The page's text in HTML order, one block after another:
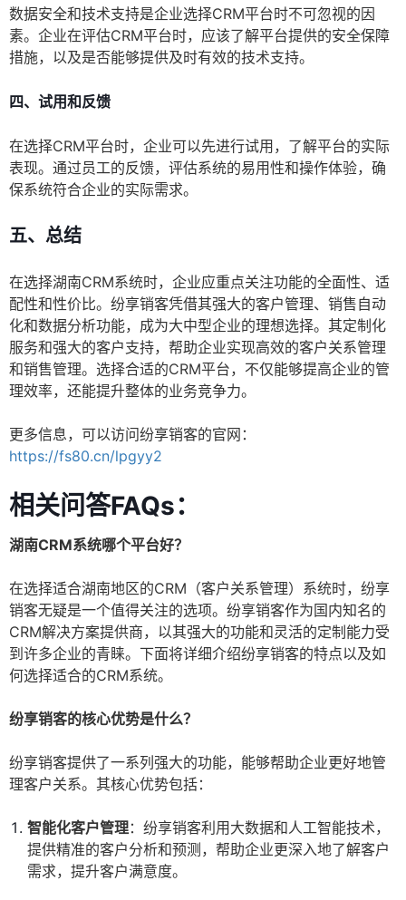
数据安全和技术支持是企业选择CRM平台时不可忽视的因
素。企业在评估CRM平台时，应该了解平台提供的安全保障
措施，以及是否能够提供及时有效的技术支持。
四、试用和反馈
在选择CRM平台时，企业可以先进行试用，了解平台的实际
表现。通过员工的反馈，评估系统的易用性和操作体验，确
保系统符合企业的实际需求。
五、总结
在选择湖南CRM系统时，企业应重点关注功能的全面性、适
配性和性价比。纷享销客凭借其强大的客户管理、销售自动
化和数据分析功能，成为大中型企业的理想选择。其定制化
服务和强大的客户支持，帮助企业实现高效的客户关系管理
和销售管理。选择合适的CRM平台，不仅能够提高企业的管
理效率，还能提升整体的业务竞争力。
更多信息，可以访问纷享销客的官网：
https://fs80.cn/lpgyy2
相关问答FAQs：
湖南CRM系统哪个平台好？
在选择适合湖南地区的CRM（客户关系管理）系统时，纷享
销客无疑是一个值得关注的选项。纷享销客作为国内知名的
CRM解决方案提供商，以其强大的功能和灵活的定制能力受
到许多企业的青睐。下面将详细介绍纷享销客的特点以及如
何选择适合的CRM系统。
纷享销客的核心优势是什么？
纷享销客提供了一系列强大的功能，能够帮助企业更好地管
理客户关系。其核心优势包括：
智能化客户管理：纷享销客利用大数据和人工智能技术，
提供精准的客户分析和预测，帮助企业更深入地了解客户
需求，提升客户满意度。